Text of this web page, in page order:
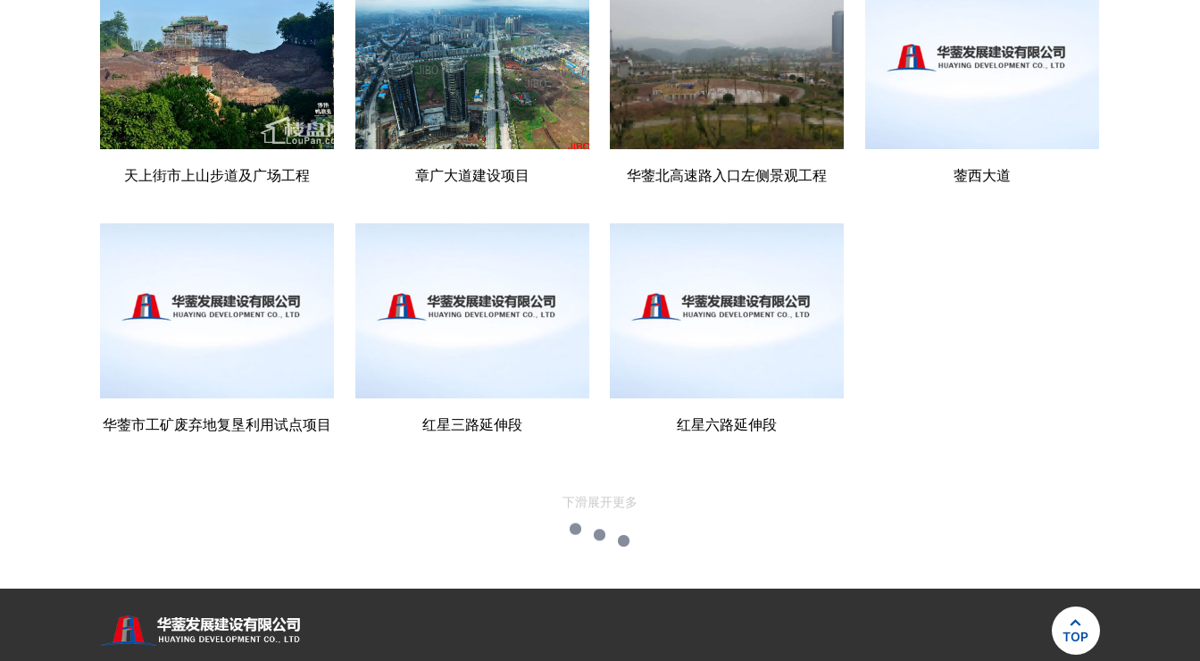
天上街市上山步道及广场工程 章广大道建设项目 华蓥北高速路入口左侧景观工程 蓥西大道
华蓥市工矿废弃地复垦利用试点项目 红星三路延伸段 红星六路延伸段
下滑展开更多

TOP